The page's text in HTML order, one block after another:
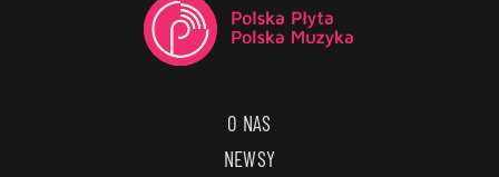
O NAS
NEWSY